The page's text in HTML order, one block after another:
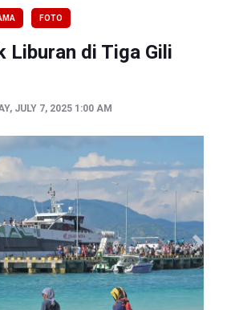
Sosial Soal Rehat Waktu 48 Jam
Stimulus Hadapi Dampak El Nino
FOTO
Liburan di Tiga Gili
JULY 7, 2025 1:00 AM
Next